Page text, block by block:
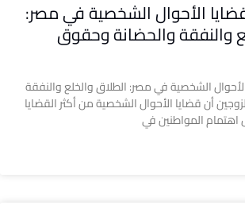
الأحوال الشخصية في مصر:
والنفقة والحضانة وحقوق
الشخصية في مصر: الطلاق والخلع والنفقة
أن قضايا الأحوال الشخصية من أكثر القضايا
اهتمام المواطنين في